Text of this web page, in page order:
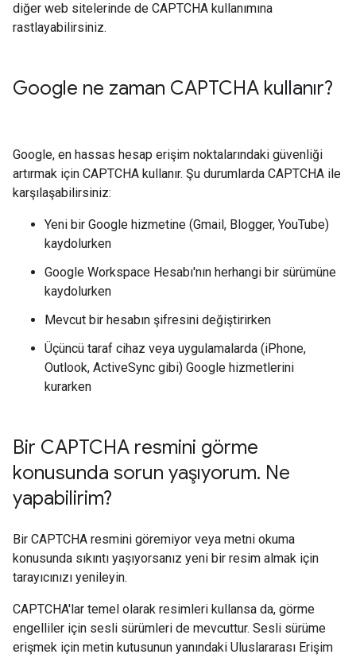
diğer web sitelerinde de CAPTCHA kullanımına
rastlayabilirsiniz.
Google ne zaman CAPTCHA kullanır?
Google, en hassas hesap erişim noktalarındaki güvenliği
artırmak için CAPTCHA kullanır. Şu durumlarda CAPTCHA ile
karşılaşabilirsiniz:
Yeni bir Google hizmetine (Gmail, Blogger, YouTube)
kaydolurken
Google Workspace Hesabı'nın herhangi bir sürümüne
kaydolurken
Mevcut bir hesabın şifresini değiştirirken
Üçüncü taraf cihaz veya uygulamalarda (iPhone,
Outlook, ActiveSync gibi) Google hizmetlerini
kurarken
Bir CAPTCHA resmini görme
konusunda sorun yaşıyorum. Ne
yapabilirim?
Bir CAPTCHA resmini göremiyor veya metni okuma
konusunda sıkıntı yaşıyorsanız yeni bir resim almak için
tarayıcınızı yenileyin.
CAPTCHA'lar temel olarak resimleri kullansa da, görme
engelliler için sesli sürümleri de mevcuttur. Sesli sürüme
erişmek için metin kutusunun yanındaki Uluslararası Erişim